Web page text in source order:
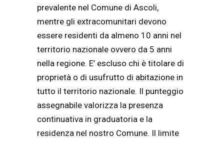
prevalente nel Comune di Ascoli,
mentre gli extracomunitari devono
essere residenti da almeno 10 anni nel
territorio nazionale ovvero da 5 anni
nella regione. E’ escluso chi è titolare di
proprietà o di usufrutto di abitazione in
tutto il territorio nazionale. Il punteggio
assegnabile valorizza la presenza
continuativa in graduatoria e la
residenza nel nostro Comune. Il limite